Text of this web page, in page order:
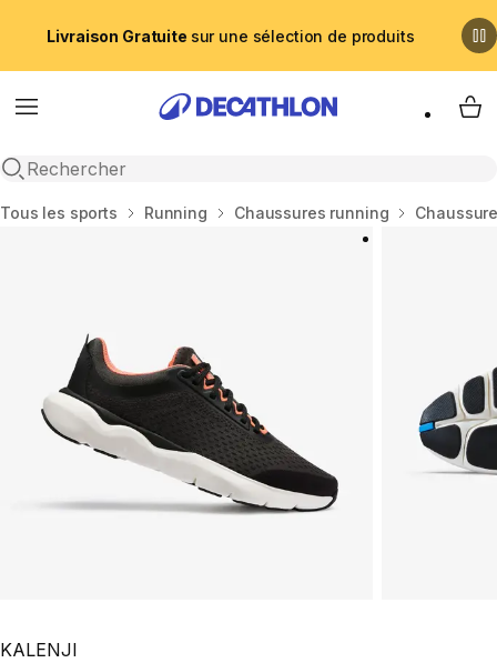
Livraison Gratuite sur une sélection de produits
Menu
Recherche ouverte
My
Accueil
Tous les sports Running Chaussures running
KALENJI